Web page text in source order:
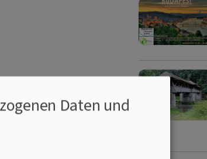
Daten und